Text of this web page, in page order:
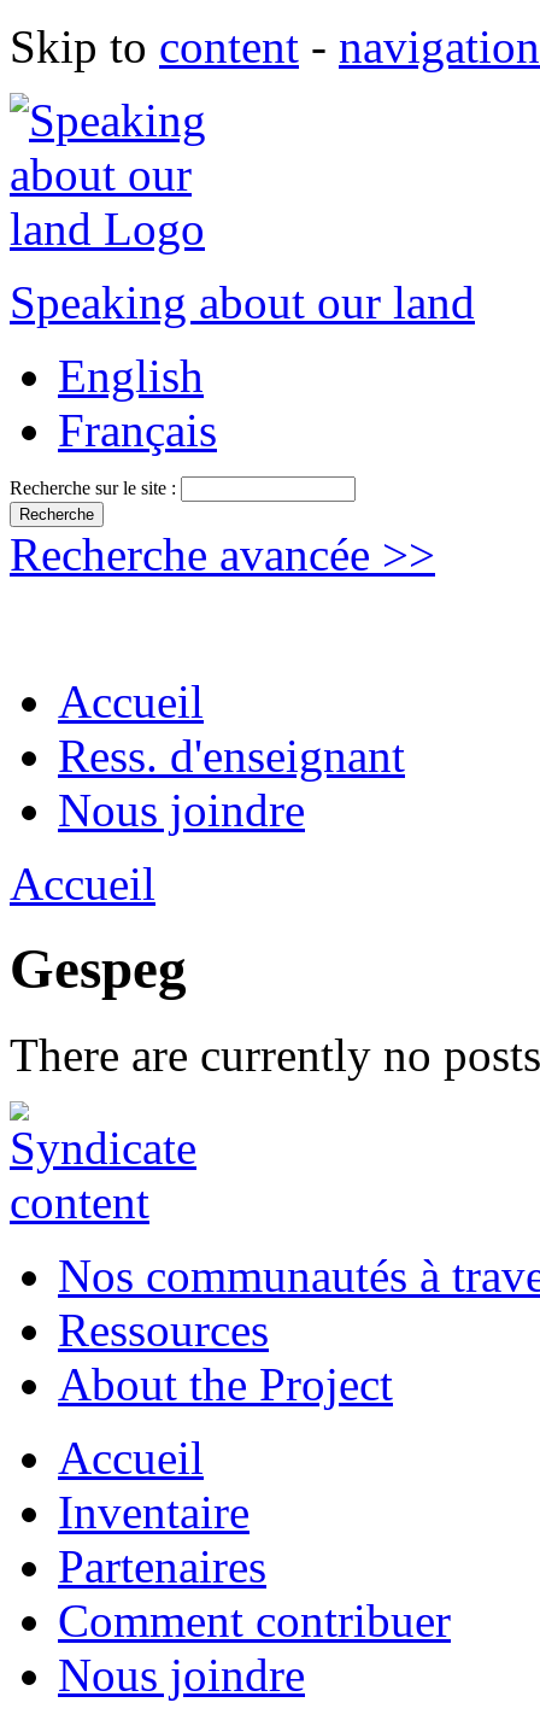
Skip to content - navigation
Speaking about our land
English
Français
Recherche sur le site :
Recherche avancée >>
Accueil
Ress. d'enseignant
Nous joindre
Accueil
Gespeg
There are currently no
Nos communautés à
Ressources
About the Project
Accueil
Inventaire
Partenaires
Comment contribuer
Nous joindre